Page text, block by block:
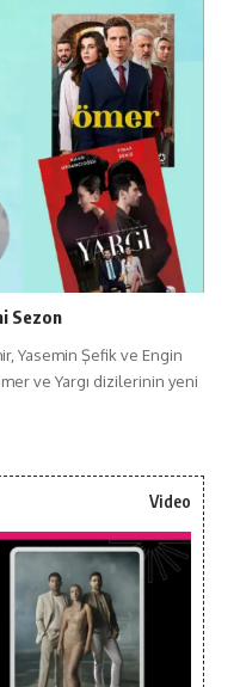
Sezon
Yasemin Şefik ve Engin
ve Yargı dizilerinin yeni
Video